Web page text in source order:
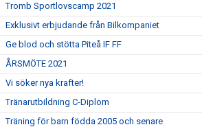
Tromb Sportlovscamp 2021
Exklusivt erbjudande från Bilkompaniet
Ge blod och stötta Piteå IF FF
ÅRSMÖTE 2021
Vi söker nya krafter!
Tränarutbildning C-Diplom
Träning för barn födda 2005 och senare